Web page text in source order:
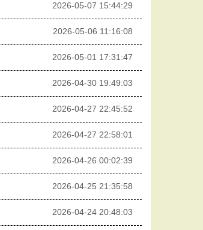
2026-05-07 15:44:29
2026-05-06 11:16:08
2026-05-01 17:31:47
2026-04-30 19:49:03
2026-04-27 22:45:52
2026-04-27 22:58:01
2026-04-26 00:02:39
2026-04-25 21:35:58
2026-04-24 20:48:03